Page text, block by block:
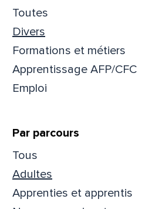
Toutes
Divers
Formations et métiers
Apprentissage AFP/CFC
Emploi
Par parcours
Tous
Adultes
Apprenties et apprentis